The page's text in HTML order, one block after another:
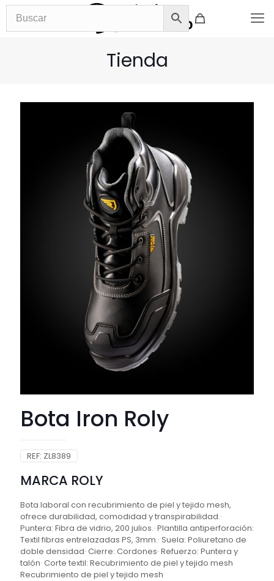
Tienda
Bota Iron Roly
REF: ZL8389
MARCA ROLY
Bota laboral con recubrimiento de piel y tejido mesh,
ofrece durabilidad, comodidad y transpirabilidad.·
Puntera: Fibra de vidrio, 200 julios.· Plantilla antiperforación:
Textil fibras entrelazadas PS, 3mm.· Suela: Poliuretano de
doble densidad· Cierre: Cordones· Refuerzo: Puntera y
talón· Corte textil: Recubrimiento de piel y tejido mesh
Recubrimiento de piel y tejido mesh